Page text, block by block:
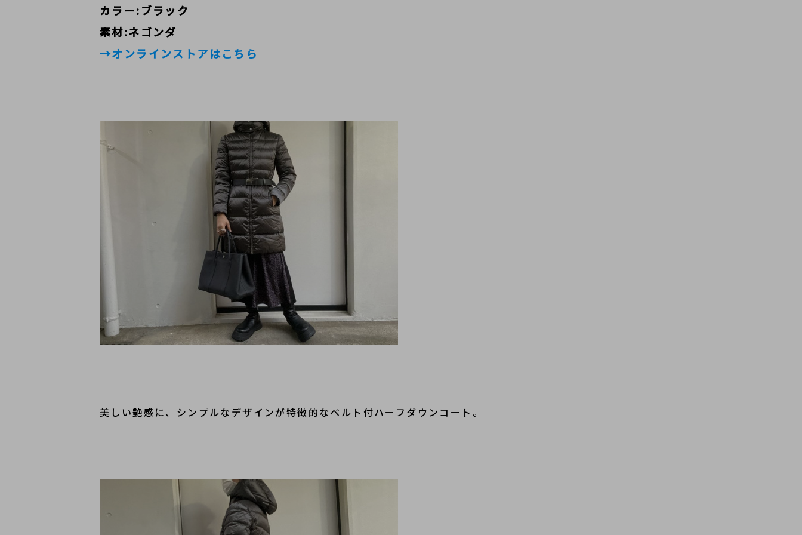
カラー:ブラック
素材:ネゴンダ
→オンラインストアはこちら
美しい艶感に、シンプルなデザインが特徴的なベルト付ハーフダウンコート。